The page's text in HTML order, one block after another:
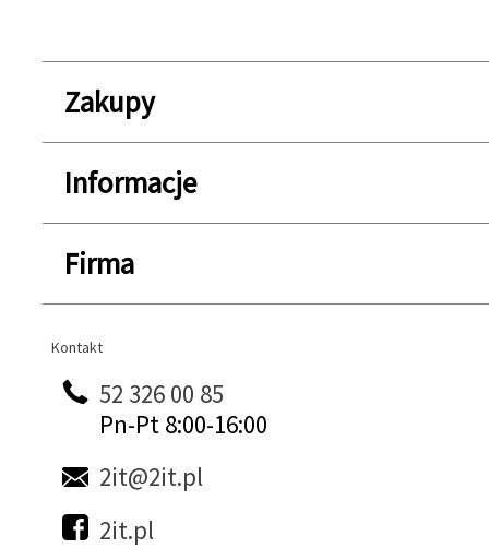
Zakupy
Informacje
Firma
Kontakt
Kontakt
52 326 00 85
Pn-Pt 8:00-16:00
2it@2it.pl
2it.pl